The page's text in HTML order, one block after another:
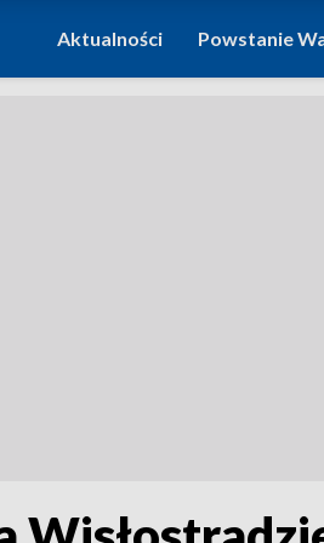
Aktualności Powstanie